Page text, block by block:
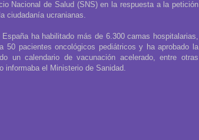
Nacional de Salud (SNS) en la respuesta a la petición
ciudadanía ucranianas.
ha habilitado más de 6.300 camas hospitalarias,
50 pacientes oncológicos pediátricos y ha aprobado la
un calendario de vacunación acelerado, entre otras
informaba el Ministerio de Sanidad.